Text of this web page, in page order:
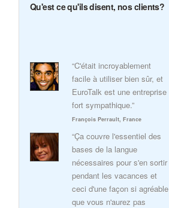
Qu'est ce qu'ils disent, nos clients?
“C'était incroyablement
facile à utiliser bien sûr, et
EuroTalk est une entreprise
fort sympathique.”
François Perrault, France
“Ça couvre l'essentiel des
bases de la langue
nécessaires pour s'en sortir
pendant les vacances et
ceci d'une façon si agréable
que vous n'aurez pas